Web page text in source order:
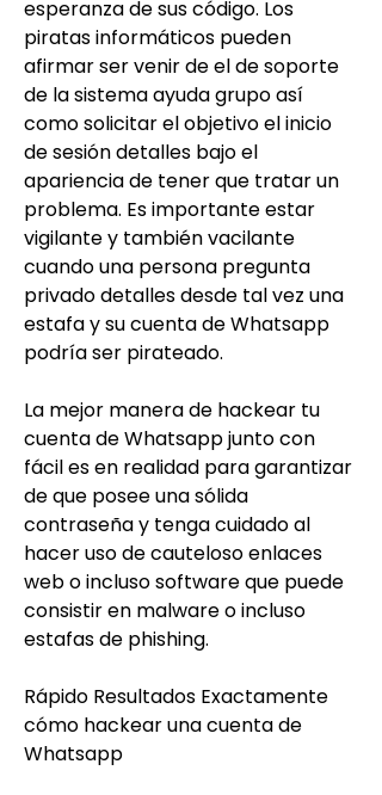
esperanza de sus código. Los
piratas informáticos pueden
afirmar ser venir de el de soporte
de la sistema ayuda grupo así
como solicitar el objetivo el inicio
de sesión detalles bajo el
apariencia de tener que tratar un
problema. Es importante estar
vigilante y también vacilante
cuando una persona pregunta
privado detalles desde tal vez una
estafa y su cuenta de Whatsapp
podría ser pirateado.
La mejor manera de hackear tu
cuenta de Whatsapp junto con
fácil es en realidad para garantizar
de que posee una sólida
contraseña y tenga cuidado al
hacer uso de cauteloso enlaces
web o incluso software que puede
consistir en malware o incluso
estafas de phishing.
Rápido Resultados Exactamente
cómo hackear una cuenta de
Whatsapp